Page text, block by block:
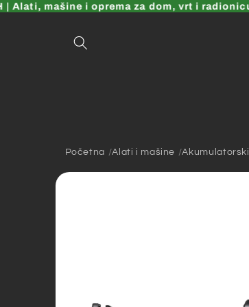
Pređi
mašine i oprema za dom, vrt i radionicu
Početna Alati i mašine
Pređi na